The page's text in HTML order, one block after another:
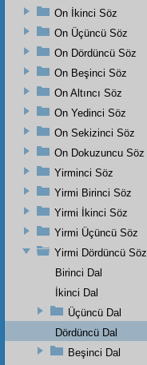
On İkinci Söz
On Üçüncü Söz
On Dördüncü Söz
On Beşinci Söz
On Altıncı Söz
On Yedinci Söz
On Sekizinci Söz
On Dokuzuncu Söz
Yirminci Söz
Yirmi Birinci Söz
Yirmi İkinci Söz
Yirmi Üçüncü Söz
Yirmi Dördüncü Söz
Birinci Dal
İkinci Dal
Üçüncü Dal
Dördüncü Dal
Beşinci Dal